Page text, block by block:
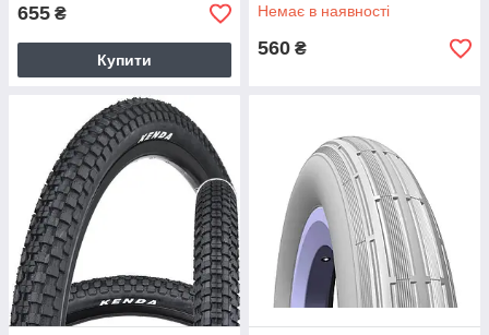
655 ₴
Купити
Немає в наявності
560 ₴